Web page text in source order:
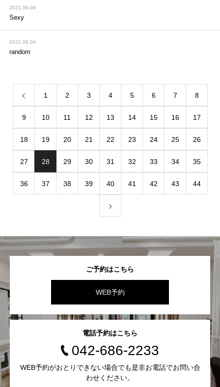
2021.06.08
Sexy
2021.06.04
random
1 2 3 4 5 6 7 8
9 10 11 12 13 14 15 16 17
18 19 20 21 22 23 24 25 26
27 28 29 30 31 32 33 34 35
36 37 38 39 40 41 42 43 44
ご予約はこちら
WEB予約
電話予約はこちら
042-686-2233
WEB予約がおとりできない場合でも是非お電話でお問い合
わせください。